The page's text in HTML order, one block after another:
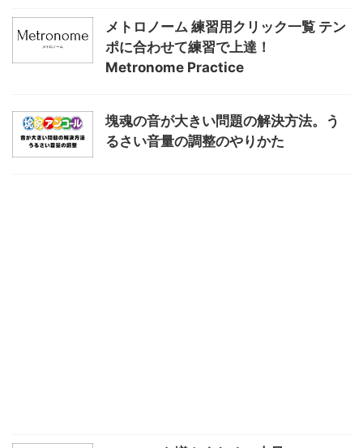
メトロノーム 練習用クリック一覧 テン
ポに合わせて練習で上達！
Metronome Practice
塊魂の音が大きい問題の解決方法。う
るさい音量の調整のやりかた